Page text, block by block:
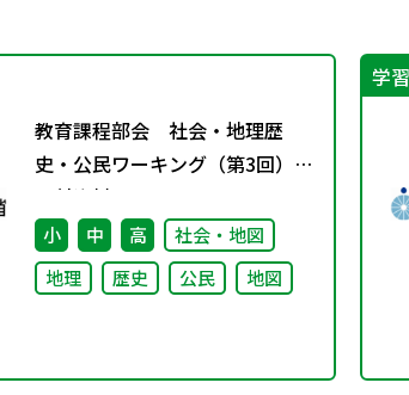
教育課程部会 社会・地理歴
史・公民ワーキング（第3回）
配付資料
小 中 高
社会・地図
地理
歴史 公民 地図
学